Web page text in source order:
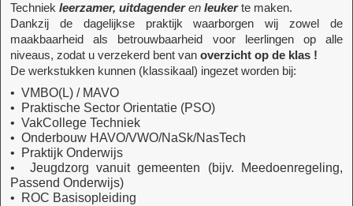
Techniek leerzamer, uitdagenderen leukerte maken.
Dankzij de dagelijkse praktijk waarborgen wij zowel de
maakbaarheid als betrouwbaarheid voor leerlingen op alle
niveaus, zodat u verzekerd bent van overzicht op de klas !
De werkstukken kunnen (klassikaal) ingezet worden bij:
• VMBO(L) / MAVO
• Praktische Sector Orientatie (PSO)
• VakCollege Techniek
• Onderbouw HAVO/VWO/NaSk/NasTech
• Praktijk Onderwijs
• Jeugdzorg vanuit gemeenten (bijv. Meedoenregeling,
Passend Onderwijs)
• ROC Basisopleiding